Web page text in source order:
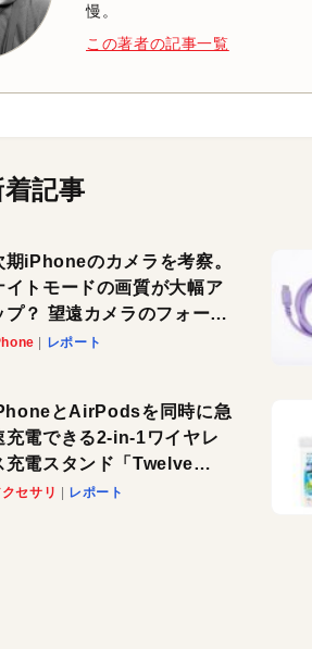
慢。
この著者の記事一覧
記事
期iPhoneのカメラを考察。
イトモードの画質が大幅ア
プ？ 望遠カメラのフォーカ
がさらにシャープに？
レポート
とAirPodsを同時に急
充電できる2-in-1ワイヤレ
充電スタンド「Twelve
HiRise 2 Deluxe」が
セサリ レポート